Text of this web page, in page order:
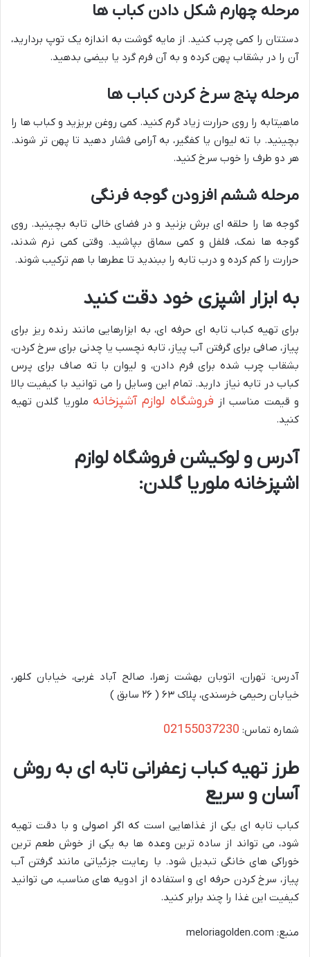
مرحله چهارم شکل دادن کباب ها
دستتان را کمی چرب کنید. از مایه گوشت به اندازه یک توپ بردارید،
آن را در بشقاب پهن کرده و به آن فرم گرد یا بیضی بدهید.
مرحله پنج سرخ کردن کباب ها
ماهیتابه را روی حرارت زیاد گرم کنید. کمی روغن بریزید و کباب ها را
بچینید. با ته لیوان یا کفگیر، به آرامی فشار دهید تا پهن تر شوند.
هر دو طرف را خوب سرخ کنید.
مرحله ششم افزودن گوجه فرنگی
گوجه ها را حلقه ای برش بزنید و در فضای خالی تابه بچینید. روی
گوجه ها نمک، فلفل و کمی سماق بپاشید. وقتی کمی نرم شدند،
حرارت را کم کرده و درب تابه را ببندید تا عطرها با هم ترکیب شوند.
به ابزار اشپزی خود دقت کنید
برای تهیه کباب تابه ای حرفه ای، به ابزارهایی مانند رنده ریز برای
پیاز، صافی برای گرفتن آب پیاز، تابه نچسب یا چدنی برای سرخ کردن،
بشقاب چرب شده برای فرم دادن، و لیوان با ته صاف برای پرس
کباب در تابه نیاز دارید. تمام این وسایل را می توانید با کیفیت بالا
و قیمت مناسب از فروشگاه لوازم آشپزخانه ملوریا گلدن تهیه
کنید.
آدرس و لوکیشن فروشگاه لوازم
اشپزخانه ملوریا گلدن:
آدرس: تهران، اتوبان بهشت زهرا، صالح آباد غربی، خیابان کلهر،
خیابان رحیمی خرسندی، پلاک ۶۳ ( ۲۶ سابق )
شماره تماس: 02155037230
طرز تهیه کباب زعفرانی تابه ای به روش
آسان و سریع
کباب تابه ای یکی از غذاهایی است که اگر اصولی و با دقت تهیه
شود، می تواند از ساده ترین وعده ها به یکی از خوش طعم ترین
خوراکی های خانگی تبدیل شود. با رعایت جزئیاتی مانند گرفتن آب
پیاز، سرخ کردن حرفه ای و استفاده از ادویه های مناسب، می توانید
کیفیت این غذا را چند برابر کنید.
منبع: meloriagolden.com